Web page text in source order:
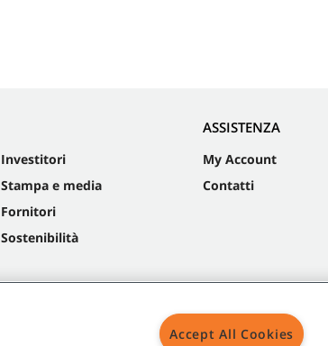
Investitori
Stampa e media
Fornitori
Sostenibilità
ASSISTENZA
My Account
Contatti
Accept All Cookies